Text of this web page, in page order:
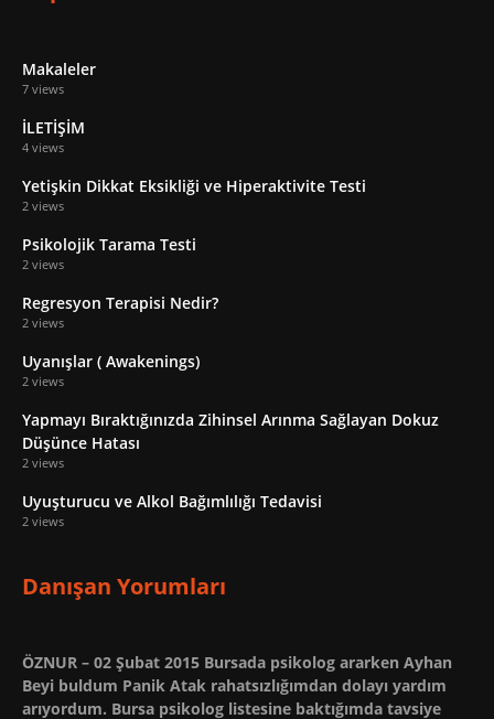
Makaleler
7 views
İLETİŞİM
4 views
Yetişkin Dikkat Eksikliği ve Hiperaktivite Testi
2 views
Psikolojik Tarama Testi
2 views
Regresyon Terapisi Nedir?
2 views
Uyanışlar ( Awakenings)
2 views
Yapmayı Bıraktığınızda Zihinsel Arınma Sağlayan Dokuz
Düşünce Hatası
2 views
Uyuşturucu ve Alkol Bağımlılığı Tedavisi
2 views
Danışan Yorumları
ÖZNUR – 02 Şubat 2015 Bursada psikolog ararken Ayhan
Beyi buldum Panik Atak rahatsızlığımdan dolayı yardım
arıyordum. Bursa psikolog listesine baktığımda tavsiye